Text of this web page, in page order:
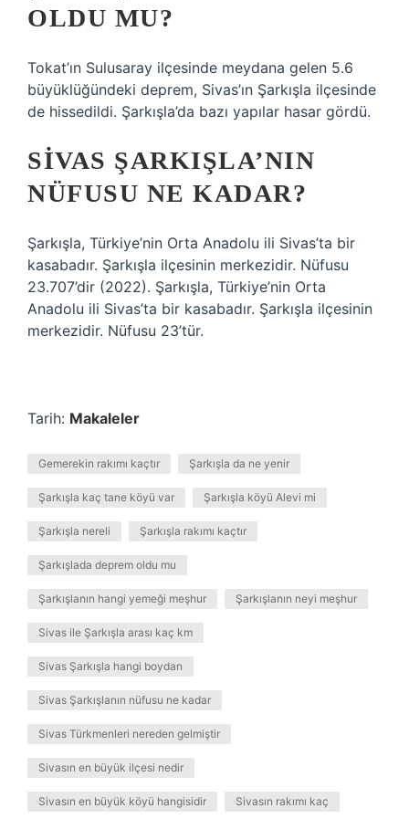
OLDU MU?
Tokat’ın Sulusaray ilçesinde meydana gelen 5.6
büyüklüğündeki deprem, Sivas’ın Şarkışla ilçesinde
de hissedildi. Şarkışla’da bazı yapılar hasar gördü.
SIVAS ŞARKIŞLA’NIN
NÜFUSU NE KADAR?
Şarkışla, Türkiye’nin Orta Anadolu ili Sivas’ta bir
kasabadır. Şarkışla ilçesinin merkezidir. Nüfusu
23.707’dir (2022). Şarkışla, Türkiye’nin Orta
Anadolu ili Sivas’ta bir kasabadır. Şarkışla ilçesinin
merkezidir. Nüfusu 23’tür.
Tarih: Makaleler
Gemerekin rakımı kaçtır Şarkışla da ne yenir
Şarkışla kaç tane köyü var Şarkışla köyü Alevi mi
Şarkışla nereli Şarkışla rakımı kaçtır
Şarkışlada deprem oldu mu
Şarkışlanın hangi yemeği meşhur Şarkışlanın neyi meşhur
Sivas ile Şarkışla arası kaç km
Sivas Şarkışla hangi boydan
Sivas Şarkışlanın nüfusu ne kadar
Sivas Türkmenleri nereden gelmiştir
Sivasın en büyük ilçesi nedir
Sivasın en büyük köyü hangisidir Sivasın rakımı kaç